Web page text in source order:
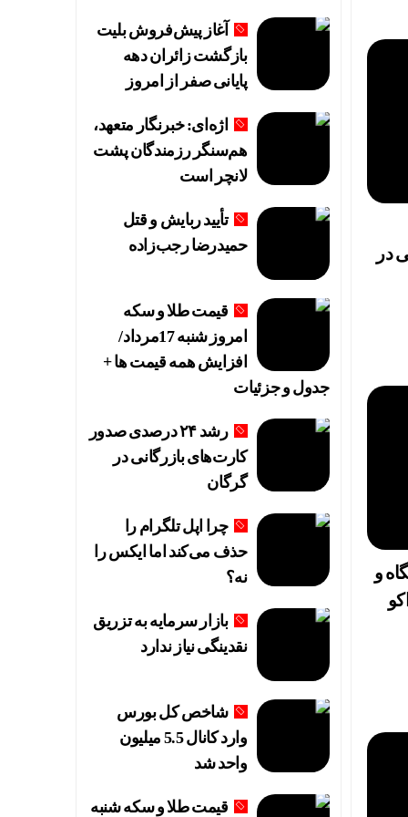
پروازی اربعین
در
و
آغاز پیش‌فروش بلیت
بازگشت زائران دهه
پایانی صفر از امروز
اژه‌ای: خبرنگار متعهد،
هم‌سنگر رزمندگان پشت
لانچر است
تأیید ربایش و قتل
حمیدرضا رجب‌زاده
قیمت طلا و سکه
امروز شنبه 17مرداد/
افزایش همه قیمت ها +
جدول و جزئیات
رشد ۲۴ درصدی صدور
کارت‌های بازرگانی در
گرگان
چرا اپل تلگرام را
حذف می‌کند اما ایکس را
نه؟
بازار سرمایه به تزریق
نقدینگی نیاز ندارد
شاخص کل بورس
وارد کانال 5.5 میلیون
واحد شد
قیمت طلا و سکه شنبه